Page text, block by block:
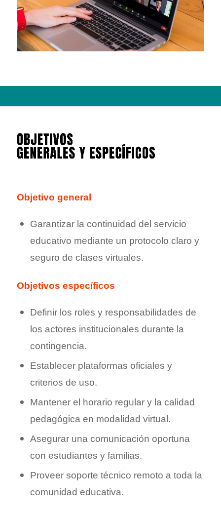
Objetivo general
Garantizar la continuidad del servicio
educativo mediante un protocolo claro y
seguro de clases virtuales.
Objetivos específicos
Definir los roles y responsabilidades de
los actores institucionales durante la
contingencia.
Establecer plataformas oficiales y
criterios de uso.
Mantener el horario regular y la calidad
pedagógica en modalidad virtual.
Asegurar una comunicación oportuna
con estudiantes y familias.
Proveer soporte técnico remoto a toda la
comunidad educativa.